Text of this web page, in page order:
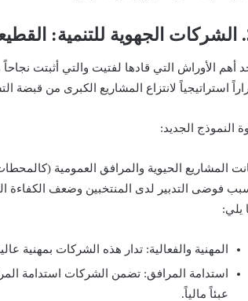
استراتيجياً لانتزاع المشاريع الكبرى من
النموذج الجديد:
المشاريع الحيوية والمرافق العمومية
يلي:
المهنية والفعالية: تدار هذه الشركات بمهنية
استدامة المرافق: تضمن الشركات استدامة
عبئاً مالياً.